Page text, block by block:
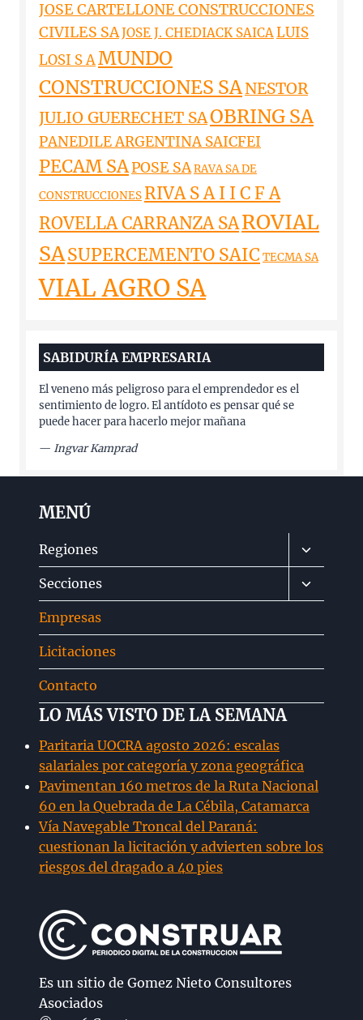
JOSE CARTELLONE CONSTRUCCIONES
CIVILES SAJOSE J. CHEDIACK SAICALUIS
LOSI S AMUNDO
CONSTRUCCIONES SANESTOR
JULIO GUERECHET SAOBRING SA
PANEDILE ARGENTINA SAICFEI
PECAM SAPOSE SARAVA SA DE
CONSTRUCCIONES RIVA S A I I C F A
ROVELLA CARRANZA SAROVIAL
SASUPERCEMENTO SAIC TECMA SA
VIAL AGRO SA
SABIDURÍA EMPRESARIA
El veneno más peligroso para el emprendedor es el
sentimiento de logro. El antídoto es pensar qué se
puede hacer para hacerlo mejor mañana
— Ingvar Kamprad
MENÚ
Regiones
Alternar
menú
hijo
Secciones
Alternar
menú
Empresas
Licitaciones
Contacto
LO MÁS VISTO DE LA SEMANA
Paritaria UOCRA agosto 2026: escalas
salariales por categoría y zona geográfica
Pavimentan 160 metros de la Ruta Nacional
60 en la Quebrada de La Cébila, Catamarca
Vía Navegable Troncal del Paraná:
cuestionan la licitación y advierten sobre los
riesgos del dragado a 40 pies
Es un sitio de Gomez Nieto Consultores
Asociados